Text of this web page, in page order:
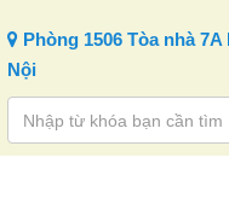
Phòng 1506 Tòa nhà
Nội